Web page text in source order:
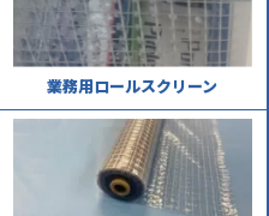
業務用ロールスクリーン